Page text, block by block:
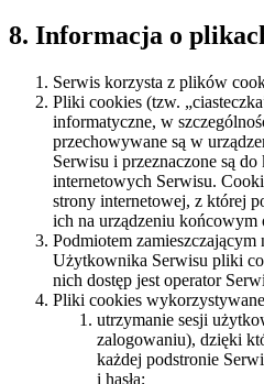
8. Informacja o
Serwis korzysta z plików
Pliki cookies (tzw.
informatyczne, w
przechowywane są w
Serwisu i przeznaczone są do
internetowych Serwisu.
strony internetowej, z której
ich na urządzeniu końcowym
Podmiotem
Użytkownika Serwisu pliki
nich dostęp jest operator
Pliki cookies
utrzymanie sesji
zalogowaniu), dzięki
każdej podstronie
i hasła;